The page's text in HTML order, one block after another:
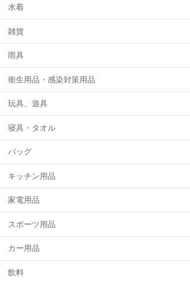
水着
雑貨
雨具
衛生用品・感染対策用品
玩具、遊具
寝具・タオル
バッグ
キッチン用品
家電用品
スポーツ用品
カー用品
飲料